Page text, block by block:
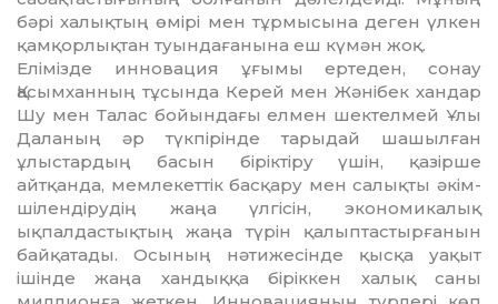
бәрі ха­лықтың өмірі мен тұрмысына деген үлкен
қамқорлықтан туындағанына еш күмән жоқ.
Елімізде инновация ұғымы ертеден, сонау
Қасымханның тұсында Керей мен Жә­нібек хандар
Шу мен Талас бойын­да­ғы елмен шектелмей Ұлы
Даланың әр түкпірінде тарыдай шашылған
ұлыстардың басын біріктіру үшін, қазірше
айтқанда, мем­лекеттік басқару мен салықты әкім­
шілендірудің жаңа үлгісін, экономикалық
ықпалдастықтың жаңа түрін қалыптас­тыр­ғанын
байқатады. Осының нәтиж­е­сін­де қысқа уақыт
ішінде жаңа хандыққа бірік­кен халық саны